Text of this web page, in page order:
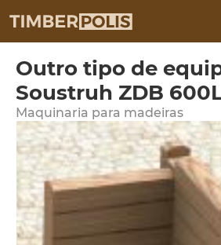
Outro tipo de
Soustruh ZDB
Maquinaria para madeiras